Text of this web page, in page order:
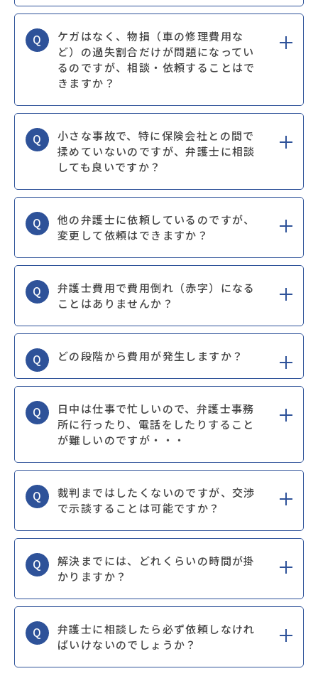
Q
ケガはなく、物損（車の修理費用な
ど）の過失割合だけが問題になってい
るのですが、相談・依頼することはで
きますか？
Q
小さな事故で、特に保険会社との間で
揉めていないのですが、弁護士に相談
しても良いですか？
Q
他の弁護士に依頼しているのですが、
変更して依頼はできますか？
Q
弁護士費用で費用倒れ（赤字）になる
ことはありませんか？
Q どの段階から費用が発生しますか？
Q
日中は仕事で忙しいので、弁護士事務
所に行ったり、電話をしたりすること
が難しいのですが・・・
Q
裁判まではしたくないのですが、交渉
で示談することは可能ですか？
Q
解決までには、どれくらいの時間が掛
かりますか？
Q
弁護士に相談したら必ず依頼しなけれ
ばいけないのでしょうか？